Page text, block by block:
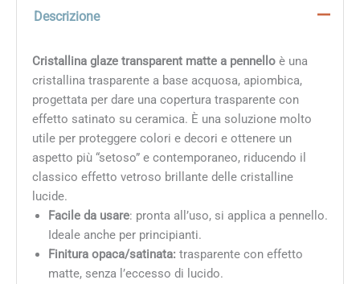
Descrizione
Cristallina glaze transparent matte a pennello è una
cristallina trasparente a base acquosa, apiombica,
progettata per dare una copertura trasparente con
effetto satinato su ceramica. È una soluzione molto
utile per proteggere colori e decori e ottenere un
aspetto più “setoso” e contemporaneo, riducendo il
classico effetto vetroso brillante delle cristalline
lucide.
Facile da usare: pronta all’uso, si applica a pennello.
Ideale anche per principianti.
Finitura opaca/satinata: trasparente con effetto
matte, senza l’eccesso di lucido.